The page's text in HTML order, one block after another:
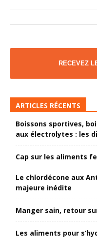
RECEVEZ
ARTICLES RÉCENTS
Boissons sportives,
aux électrolytes : les
Cap sur les aliments
Le chlordécone aux
majeure inédite
Manger sain, retour
Les aliments pour